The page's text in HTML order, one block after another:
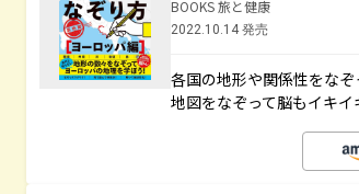
BOOKS 旅と健康
2022.10.14 発売
各国の地形や関係性をな
地図をなぞって脳もイキイ